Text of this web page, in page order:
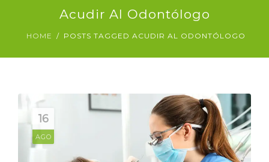
CONTACTO
Acudir Al Odontólogo
HOME POSTS TAGGED ACUDIR AL ODONTÓLOGO
16
AGO